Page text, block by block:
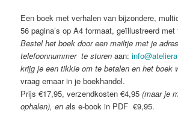
Een boek met verhalen van bijzondere,
56 pagina’s op A4 formaat, geïllustreerd met
Bestel het boek door een mailtje met je
telefoonnummerte sturenaan:
krijg je een tikkie om te betalen en het boek
vraag ernaar in je boekhandel.
Prijs €17,95, verzendkosten €4,95(maar je
ophalen), en als e-book in PDF €9,95.